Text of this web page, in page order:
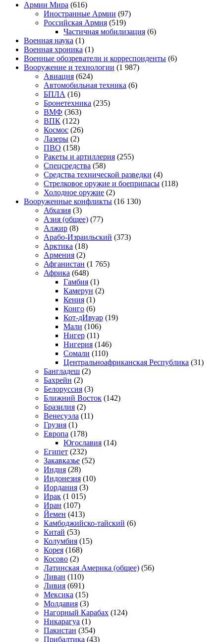
Армии Мира (616)
Иностранные Армии (97)
Российская Армия (519)
Частичная мобилизация (6)
Военная наука (1)
Военная хроника (1)
Военные обозреватели и корреспонденты (6)
Вооружение и технологии (1 987)
Авиация (624)
Автомобильная техника (6)
БПЛА (16)
Бронетехника (235)
ВМФ (363)
ВПК (122)
Космос (26)
Лазеры (2)
ПВО (158)
Ракеты и артиллерия (255)
Спецсредства (58)
Средства технической разведки (4)
Стрелковое оружие и боеприпасы (118)
Холодное оружие (2)
Вооруженные конфликты (16 130)
Абхазия (3)
Азия (общее) (77)
Алжир (8)
Арабо-Израильский (373)
Арктика (18)
Армения (2)
Афганистан (1 765)
Африка (648)
Гамбия (1)
Камерун (2)
Кения (1)
Конго (6)
Кот-дИвуар (19)
Мали (106)
Нигер (11)
Нигерия (146)
Сомали (110)
Центральноафриканская Республика (31)
Бангладеш (2)
Бахрейн (2)
Белоруссия (3)
Ближний Восток (142)
Бразилия (2)
Венесуэла (11)
Грузия (1)
Европа (178)
Югославия (14)
Египет (232)
Закавказье (52)
Индия (28)
Индонезия (10)
Иордания (3)
Ирак (1 015)
Иран (107)
Йемен (413)
Камбоджийско-тайский (6)
Китай (53)
Колумбия (15)
Корея (168)
Косово (2)
Латинская Америка (общее) (56)
Ливан (110)
Ливия (691)
Мексика (15)
Молдавия (3)
Нагорный Карабах (124)
Никарагуа (1)
Пакистан (354)
Прибалтика (43)